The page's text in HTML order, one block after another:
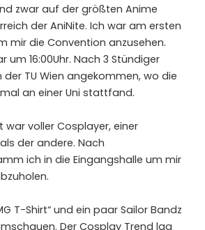
zwar auf der größten Anime
der AniNite. Ich war am ersten
mir die Convention anzusehen.
um 16:00Uhr. Nach 3 Stündiger
TU Wien angekommen, wo die
an einer Uni stattfand.
war voller Cosplayer, einer
der andere. Nach
ich in die Eingangshalle um mir
T-Shirt“ und ein paar Sailor Bandz
Der Cosplay Trend lag